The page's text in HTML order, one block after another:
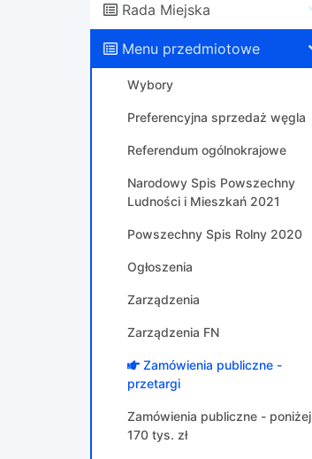
Rada Miejska
Menu przedmiotowe
Wybory
Preferencyjna sprzedaż węgla
Referendum ogólnokrajowe
Narodowy Spis Powszechny
Ludności i Mieszkań 2021
Powszechny Spis Rolny 2020
Ogłoszenia
Zarządzenia
Zarządzenia FN
Zamówienia publiczne -
przetargi
Zamówienia publiczne - poniżej
170 tys. zł